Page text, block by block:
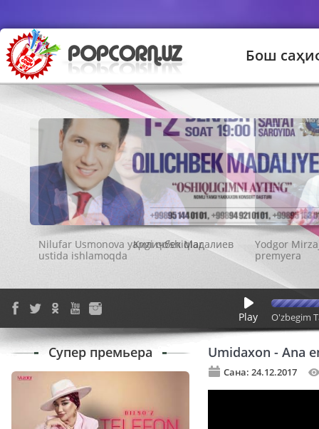
Бош
Қиличбек Мадалиев
Play O'zbegim
Umidaxon - Ana
Сана: 24.12.2017
Супер премьера